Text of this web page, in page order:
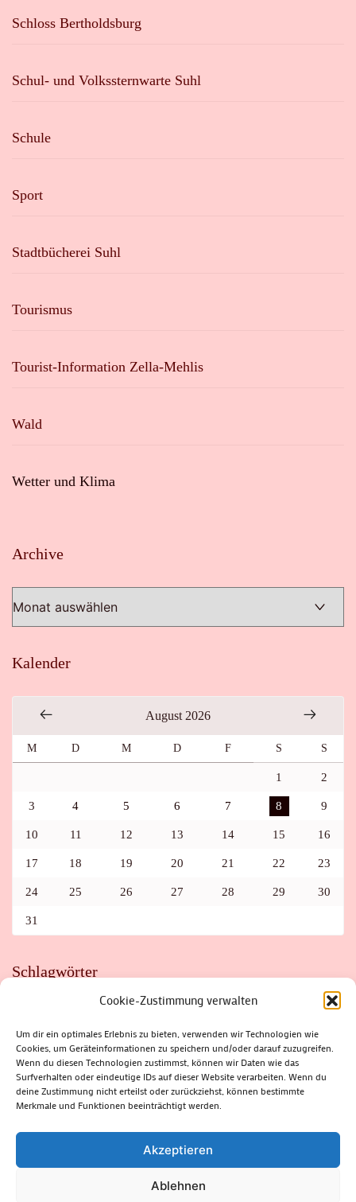
Cookie-Zustimmung verwalten
Um dir ein optimales Erlebnis zu bieten, verwenden wir Technologien wie
Cookies, um Geräteinformationen zu speichern und/oder darauf zuzugreifen.
Wenn du diesen Technologien zustimmst, können wir Daten wie das
Surfverhalten oder eindeutige IDs auf dieser Website verarbeiten. Wenn du
deine Zustimmung nicht erteilst oder zurückziehst, können bestimmte
Merkmale und Funktionen beeinträchtigt werden.
Akzeptieren
Ablehnen
Schloss Bertholdsburg
Schul- und Volkssternwarte Suhl
Schule
Sport
Stadtbücherei Suhl
Tourismus
Tourist-Information Zella-Mehlis
Wald
Wetter und Klima
Archive
Kalender
August 2026
M D M D F S S
1 2
3 4 5 6 7 8 9
10 11 12 13 14 15 16
17 18 19 20 21 22 23
24 25 26 27 28 29 30
31
Schlagwörter
FAHRRAD
FLOHMARKT FOLK GEWINNSPIEL
HITZE
HITZEFALLE AUTO
IRISH DANCE JAZZ
KABARETT
KINDER
KIRMES KLASSIK
KLEINE SUHLER REIHE
KRIMI
KULTUR LESUNG LOTTO
MEININGEN
PARASITEN
PILZE SCHLEUSINGEN
SCHULWEG
SOMMERFERIEN
SPORT SRH
STADTFEST
STADTMARKETING
STRASSENSPERRUNG
SUHL
SUHLER FRÜHLING
SUHLER STADTMARKETING
THÜRINGER WALD
ZELLA-MEHLIS